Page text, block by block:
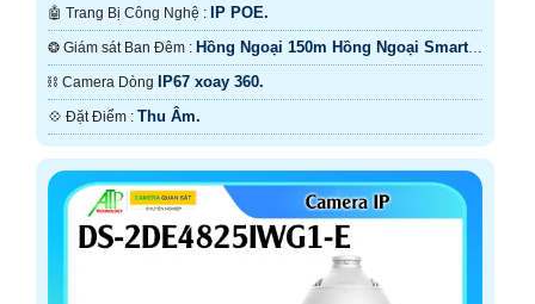
🤖️ Trang Bị Công Nghệ : IP POE.
❂ Giám sát Ban Đêm : Hồng Ngoại 150m Hồng Ngoại Smart
IR.⛓ Camera Dòng IP67 xoay 360.
️💠 Đặt Điểm : Thu Âm.